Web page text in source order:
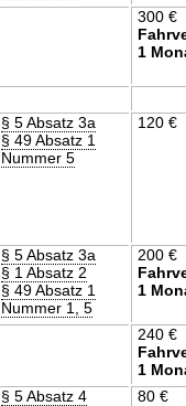
300 €
1
§ 5 Absatz 3a
§ 49 Absatz 1
Nummer 5
120 €
§ 5 Absatz 3a
§ 1 Absatz 2
§ 49 Absatz 1
Nummer 1, 5
200 €
1
240 €
1
§ 5 Absatz 4
80 €